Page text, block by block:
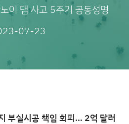
이 댐 사고 5주기 공동성명
07-23
부실시공 책임 회피… 2억 달러